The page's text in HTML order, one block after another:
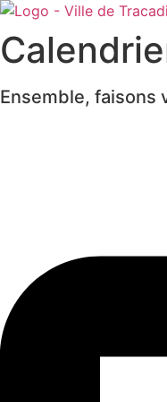
Ensemble, faisons